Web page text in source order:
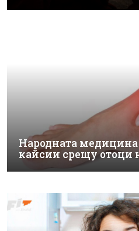
Народната
кайсии срещу отоци